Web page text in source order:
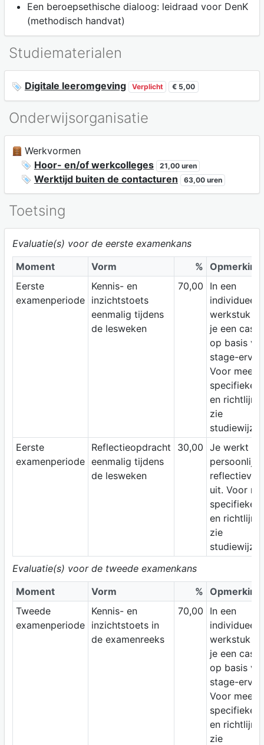
Een beroepsethische dialoog: leidraad voor DenK
(methodisch handvat)
Studiematerialen
Digitale leeromgeving Verplicht € 5,00
Onderwijsorganisatie
Werkvormen
Hoor- en/of werkcolleges
21,00 uren
Werktijd buiten de contacturen 63,00 uren
Toetsing
Evaluatie(s) voor de eerste examenkans
Moment
Vorm % Opmerking
Eerste
examenperiode
Kennis- en
inzichtstoets
eenmalig tijdens
de lesweken
70,00
In een
individueel
werkstuk
je een
op basis
stage-
Voor meer
specifieke
en
zie
Eerste
examenperiode
Reflectieopdracht
eenmalig tijdens
de lesweken
30,00 Je werkt
persoonlijk
uit. Voor
specifieke
en
zie
Evaluatie(s) voor de tweede examenkans
Moment
Vorm % Opmerking
Tweede
examenperiode
Kennis- en
inzichtstoets in
de examenreeks
70,00
In een
individueel
werkstuk
je een
op basis
stage-
Voor meer
specifieke
en
zie